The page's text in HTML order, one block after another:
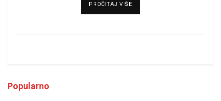
PROČITAJ VIŠEDETAILS
Popularno